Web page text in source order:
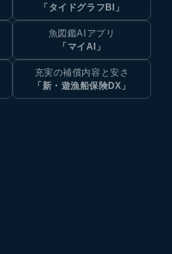
「タイドグラフBI」
魚図鑑AIアプリ
「マイAI」
充実の補償内容と安さ
「新・遊漁船保険DX」